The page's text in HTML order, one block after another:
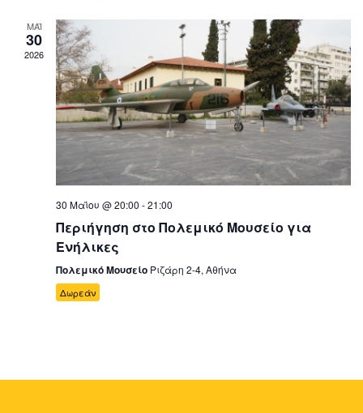
ΜΑΪ
30
2026
30 Μαΐου @ 20:00 -21:00
Περιήγηση στο Πολεμικό Μουσείο για
Ενήλικες
Πολεμικό Μουσείο Ριζάρη 2-4, Αθήνα
Δωρεάν